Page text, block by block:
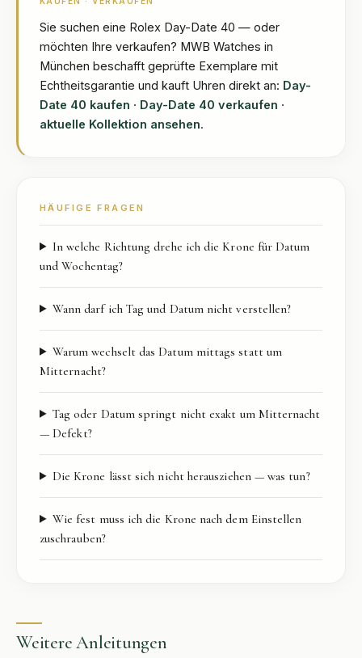
Sie suchen eine Rolex Day-Date 40 — oder
möchten Ihre verkaufen? MWB Watches in
München beschafft geprüfte Exemplare mit
Echtheitsgarantie und kauft Uhren direkt an: Day-
Date 40 kaufen · Day-Date 40 verkaufen ·
aktuelle Kollektion ansehen.
HÄUFIGE FRAGEN
In welche Richtung drehe ich die Krone für Datum
und Wochentag?
Wann darf ich Tag und Datum nicht verstellen?
Warum wechselt das Datum mittags statt um
Mitternacht?
Tag oder Datum springt nicht exakt um Mitternacht
— Defekt?
Die Krone lässt sich nicht herausziehen — was tun?
Wie fest muss ich die Krone nach dem Einstellen
zuschrauben?
Weitere Anleitungen